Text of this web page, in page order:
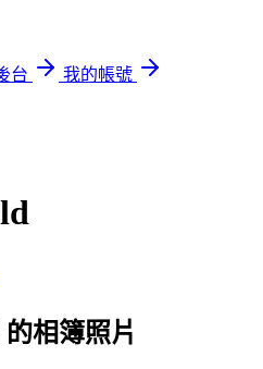
台
我的帳號
的相簿照片